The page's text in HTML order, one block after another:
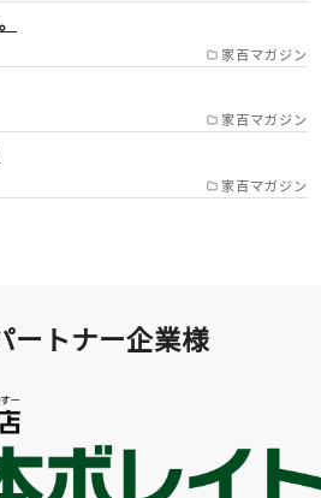
家百マガジン
家百マガジン
家百マガジン
ートナー企業様